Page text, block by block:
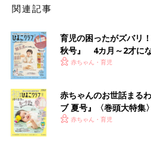
関連記事
育児の困ったがズバリ
秋号』 4カ月～2才に
いっぱい！
赤ちゃん・育児
赤ちゃんのお世話まる
ブ 夏号』〈巻頭大特集
く！ おっぱい・ミルク
赤ちゃん・育児